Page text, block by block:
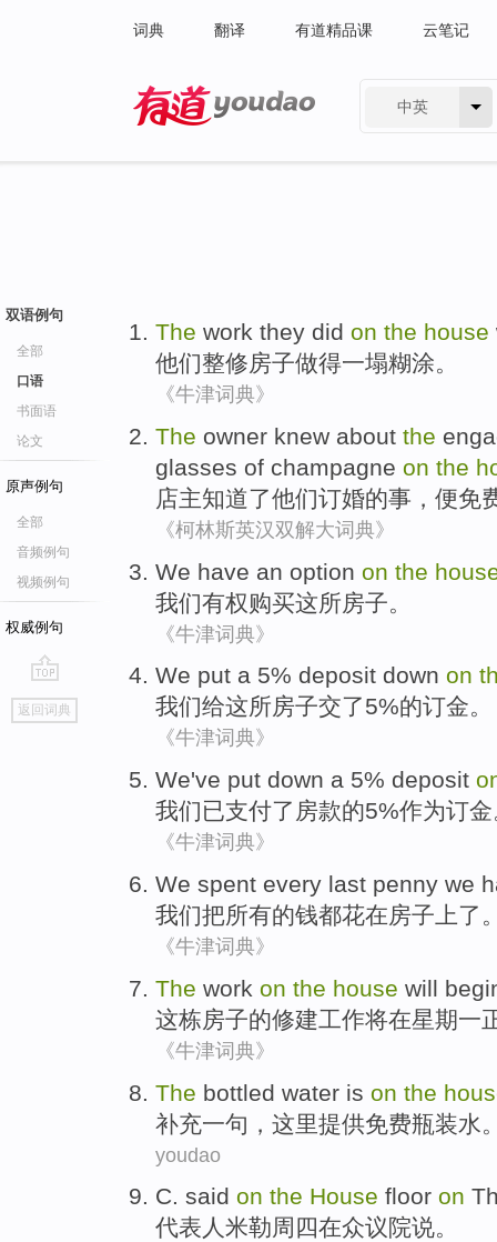
词典 翻译 有道精品课 云笔记
中英
双语例句
全部
口语
书面语
论文
原声例句
全部
音频例句
视频例句
权威例句
go
top
返回词典
The work they did on the house
他们整修房子做得一塌糊涂。
《牛津词典》
The owner knew about the
glasses of champagne on the
店主知道了他们订婚的事，便免
《柯林斯英汉双解大词典》
We have an option on the
我们有权购买这所房子。
《牛津词典》
We put a 5% deposit down on
我们给这所房子交了5%的订金。
《牛津词典》
We've put down a 5% deposit
我们已支付了房款的5%作为订金
《牛津词典》
We spent every last penny we
我们把所有的钱都花在房子 上了
《牛津词典》
The work on the house will
这栋房子的修建工作将在星期一
《牛津词典》
The bottled water is on the
补充一句，这里提供免费瓶装水
youdao
C. said on the House floor on
代表人米勒周四在众议院说。